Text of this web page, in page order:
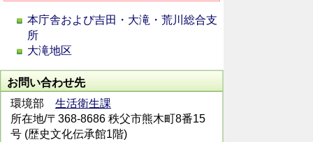
本庁舎および吉田・大滝・荒川総合支
所
大滝地区
お問い合わせ先
環境部 生活衛生課
所在地/〒368-8686 秩父市熊木町8番15
号 (歴史文化伝承館1階)